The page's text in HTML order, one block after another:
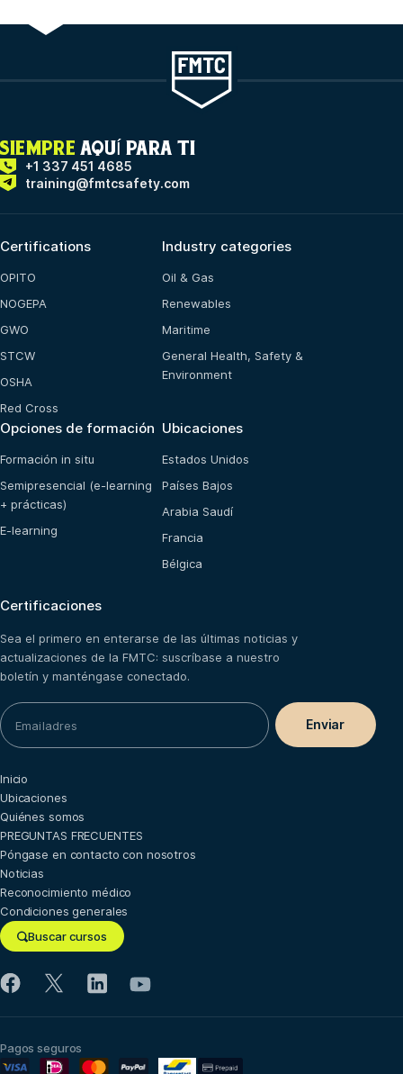
SIEMPRE AQUÍ PARA TI
+1 337 451 4685
training@fmtcsafety.com
Certifications
OPITO
NOGEPA
GWO
STCW
OSHA
Red Cross
Industry categories
Oil & Gas
Renewables
Maritime
General Health, Safety &
Environment
Opciones de formación
Formación in situ
Semipresencial (e-learning
+ prácticas)
E-learning
Ubicaciones
Estados Unidos
Países Bajos
Arabia Saudí
Francia
Bélgica
Certificaciones
Sea el primero en enterarse de las últimas noticias y
actualizaciones de la FMTC: suscríbase a nuestro
boletín y manténgase conectado.
Buscar cursos
Inicio
Ubicaciones
Quiénes somos
PREGUNTAS FRECUENTES
Póngase en contacto con nosotros
Noticias
Reconocimiento médico
Condiciones generales
Pagos seguros